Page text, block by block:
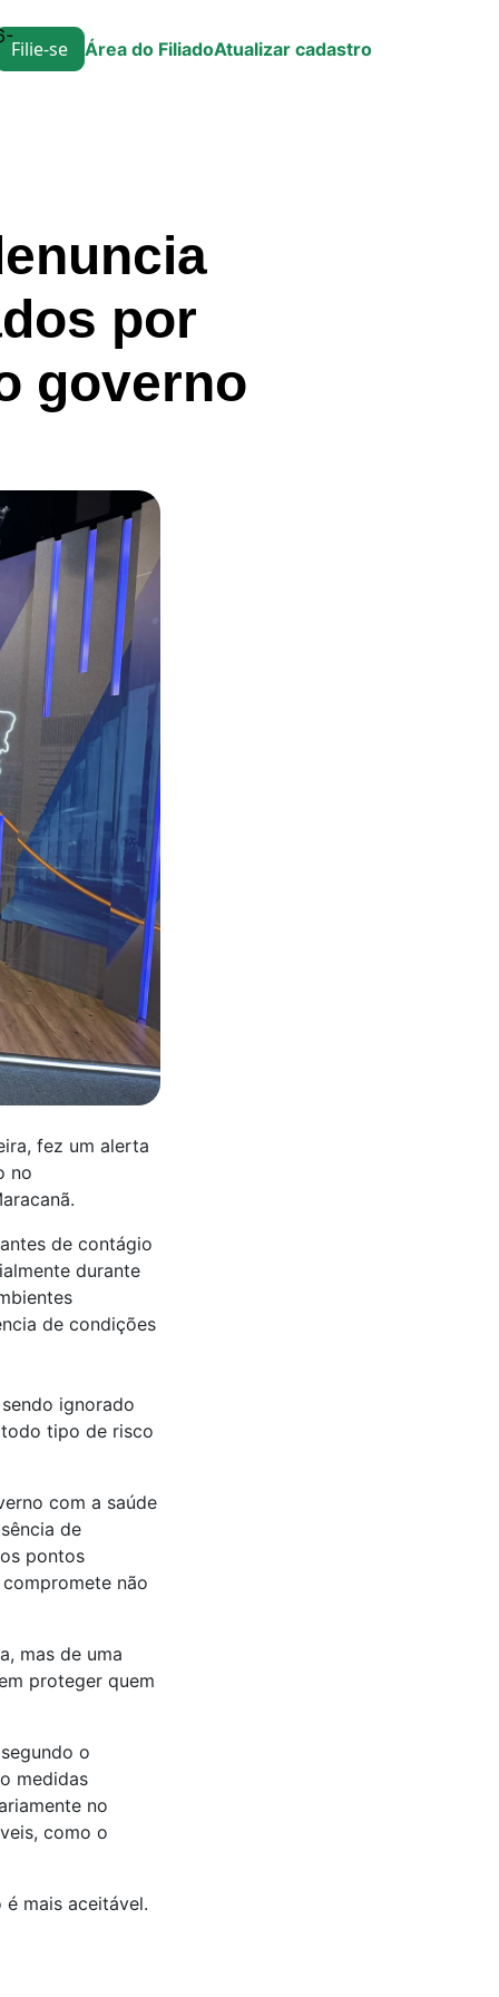
Filie-se Área do FiliadoAtualizar cadastro
por
governo
fez um alerta
no
de contágio
durante
de condições
ignorado
tipo de risco
com a saúde
de
pontos
não
mas de uma
proteger quem
o
medidas
no
como o
mais aceitável.